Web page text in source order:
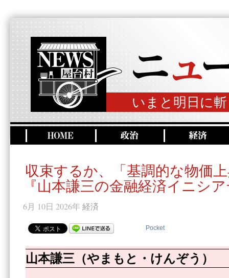
いまと明日に
収束するか、「基調的な物価
『山本謙三の金融経済イニシ
6月 10日 2026年 経済
Pocket
山本謙三（やまもと・けんぞう）